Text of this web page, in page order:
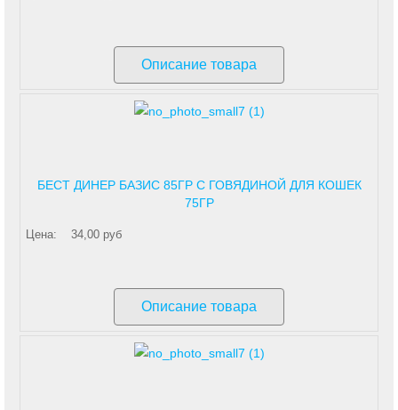
Описание товара
БЕСТ ДИНЕР БАЗИС 85ГР С ГОВЯДИНОЙ ДЛЯ КОШЕК
75ГР
Цена: 34,00 руб
Описание товара